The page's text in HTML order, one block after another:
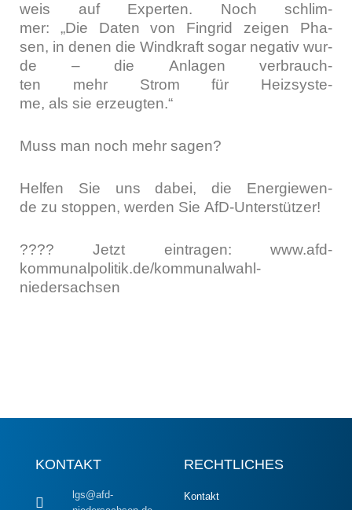
weis auf Exper­ten. Noch schlim­
mer: „Die Daten von Fin­grid zei­gen Pha­
sen, in denen die Wind­kraft sogar nega­tiv wur­
de – die Anla­gen ver­brauch­
ten mehr Strom für Heiz­sys­te­
me, als sie erzeug­ten.“
Muss man noch mehr sagen?
Hel­fen Sie uns dabei, die Ener­gie­wen­
de zu stop­pen, wer­den Sie AfD-Unter­stüt­zer!
???? Jetzt ein­tra­gen: www.afd-
kommunalpolitik.de/kommunalwahl-
niedersachsen
KONTAKT
lgs@afd-
RECHTLICHES
Kontakt